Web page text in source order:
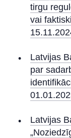
tirgu
vai
Latvijas
par
Latvijas